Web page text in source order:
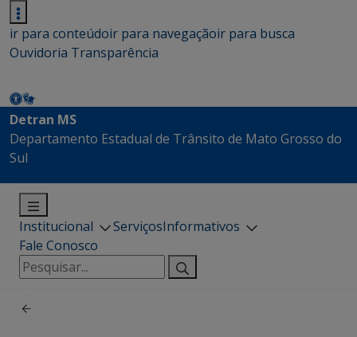
ir para conteúdoir para navegaçãoir para busca
Ouvidoria Transparência
Detran MS
Departamento Estadual de Trânsito de Mato Grosso do
Sul
Institucional ServiçosInformativos
Fale Conosco
Pesquisar
por: